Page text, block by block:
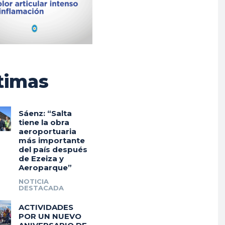
Sáenz: “Salta
tiene la obra
aeroportuaria
más importante
del país después
de Ezeiza y
Aeroparque”
NOTICIA
DESTACADA
ACTIVIDADES
POR UN NUEVO